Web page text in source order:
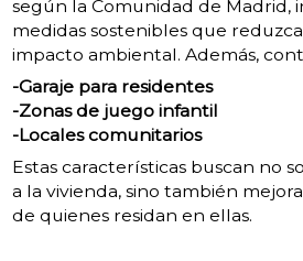
según la Comunidad de Madrid,
medidas sostenibles que
impacto ambiental. Además,
-Garaje para residentes
-Zonas de juego infantil
-Locales comunitarios
Estas características buscan no
a la vivienda, sino también
de quienes residan en ellas.